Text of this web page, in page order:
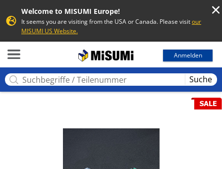
Welcome to MISUMI Europe!
It seems you are visiting from the USA or Canada. Please visitour
MISUMI US Website.
Anmelden
Suche